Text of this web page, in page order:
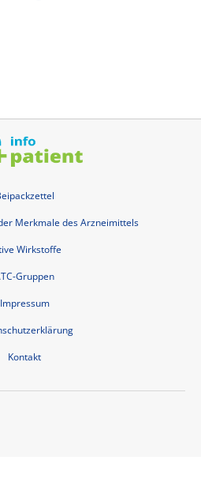
Merkmale des Arzneimittels
Wirkstoffe
Gruppen
Impressum
Kontakt